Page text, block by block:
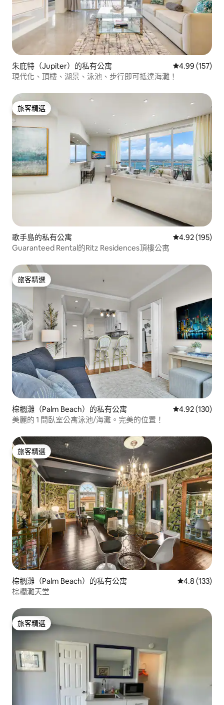
朱庇特（Jupiter）的私有公寓 從 157 則評價
4.99 (157)
現代化、頂樓、湖景、泳池、步行即可抵達海灘！
旅客精選
旅客精選
歌手島的私有公寓 從 195 則評價
4.92 (195)
Guaranteed Rental的Ritz Residences頂樓公寓
旅客精選
旅客精選
棕櫚灘（Palm Beach）的私有公寓 從 130 則評價
4.92 (130)
美麗的 1 間臥室公寓泳池/海灘。完美的位置！
旅客精選
旅客精選
棕櫚灘（Palm Beach）的私有公寓 從 133 則評
4.8 (133)
棕櫚灘天堂
旅客精選
旅客精選